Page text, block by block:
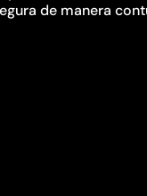
de manera